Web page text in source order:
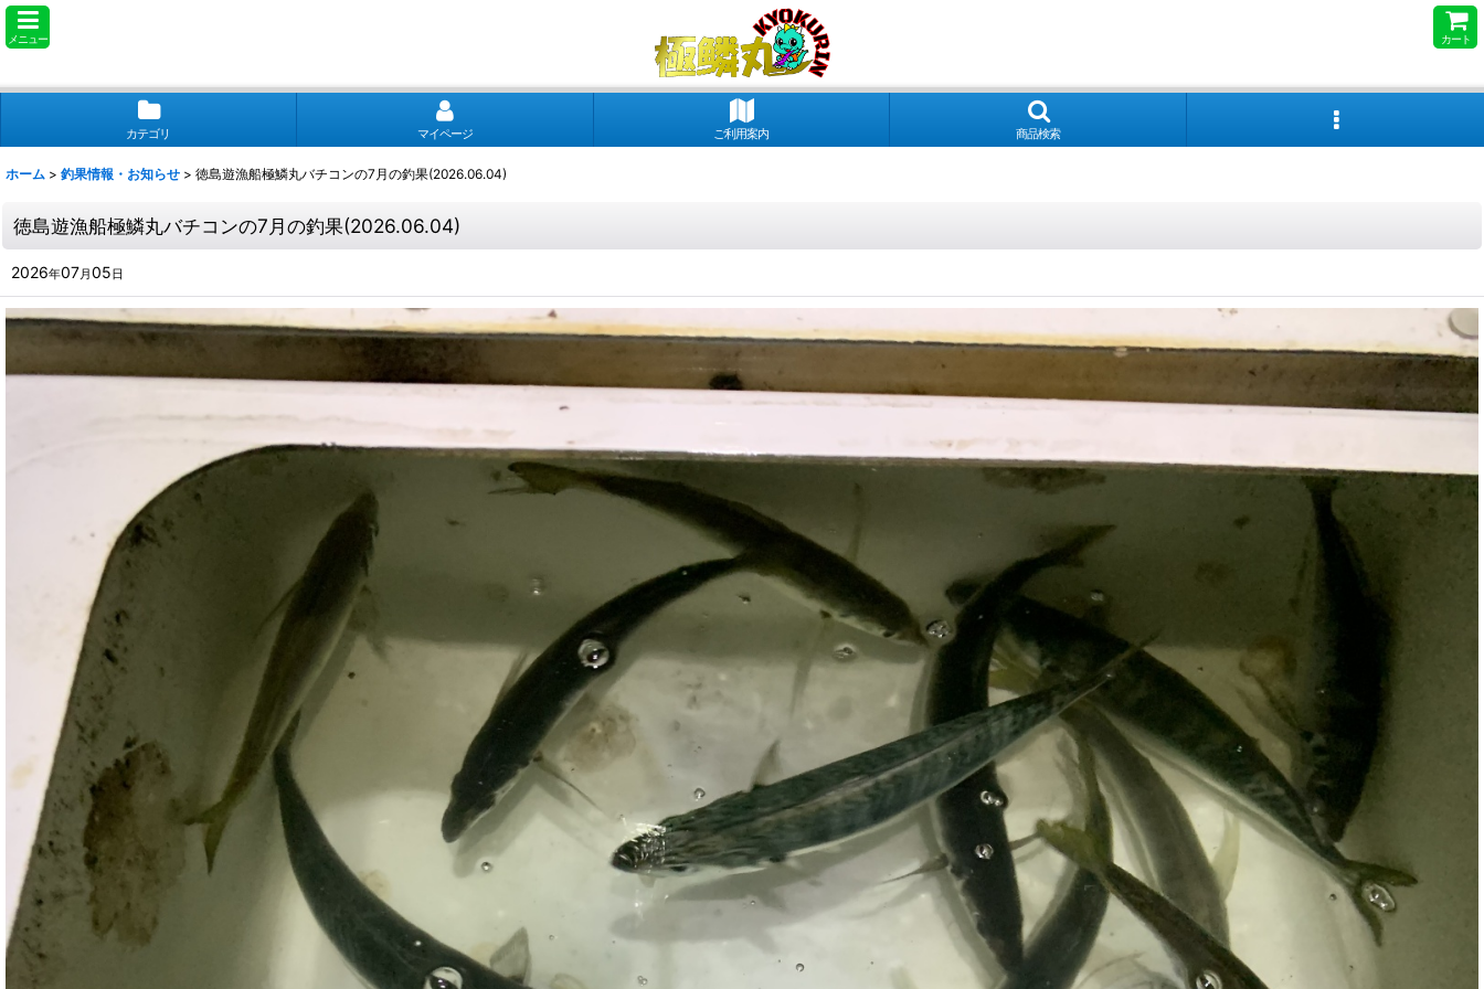
メニュー カート
カテゴリ マイページ ご利用案内 商品検索
ホーム > 釣果情報・お知らせ > 徳島遊漁船極鱗丸バチコンの7月の釣果(2026.06.04)
徳島遊漁船極鱗丸バチコンの7月の釣果(2026.06.04)
2026年07月 05 日